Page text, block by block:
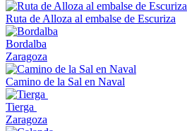
Ruta de Alloza al embalse de Escuriza
Bordalba
Zaragoza
Camino de la Sal en Naval
Tierga
Zaragoza